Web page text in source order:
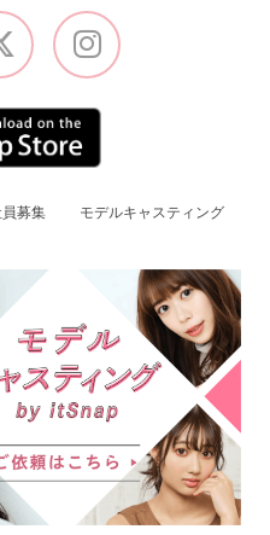
募集 モデルキャスティング